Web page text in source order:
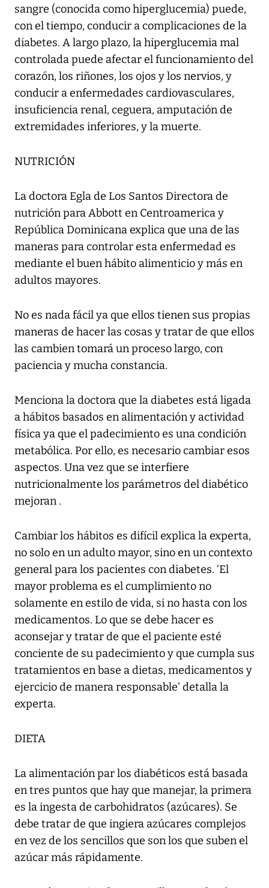
sangre (conocida como hiperglucemia) puede,
con el tiempo, conducir a complicaciones de la
diabetes. A largo plazo, la hiperglucemia mal
controlada puede afectar el funcionamiento del
corazón, los riñones, los ojos y los nervios, y
conducir a enfermedades cardiovasculares,
insuficiencia renal, ceguera, amputación de
extremidades inferiores, y la muerte.
NUTRICIÓN
La doctora Egla de Los Santos Directora de
nutrición para Abbott en Centroamerica y
República Dominicana explica que una de las
maneras para controlar esta enfermedad es
mediante el buen hábito alimenticio y más en
adultos mayores.
No es nada fácil ya que ellos tienen sus propias
maneras de hacer las cosas y tratar de que ellos
las cambien tomará un proceso largo, con
paciencia y mucha constancia.
Menciona la doctora que la diabetes está ligada
a hábitos basados en alimentación y actividad
física ya que el padecimiento es una condición
metabólica. Por ello, es necesario cambiar esos
aspectos. Una vez que se interfiere
nutricionalmente los parámetros del diabético
mejoran .
Cambiar los hábitos es difícil explica la experta,
no solo en un adulto mayor, sino en un contexto
general para los pacientes con diabetes. ‘El
mayor problema es el cumplimiento no
solamente en estilo de vida, si no hasta con los
medicamentos. Lo que se debe hacer es
aconsejar y tratar de que el paciente esté
conciente de su padecimiento y que cumpla sus
tratamientos en base a dietas, medicamentos y
ejercicio de manera responsable’ detalla la
experta.
DIETA
La alimentación par los diabéticos está basada
en tres puntos que hay que manejar, la primera
es la ingesta de carbohidratos (azúcares). Se
debe tratar de que ingiera azúcares complejos
en vez de los sencillos que son los que suben el
azúcar más rápidamente.